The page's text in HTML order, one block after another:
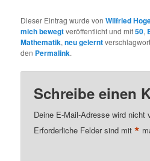
Dieser Eintrag wurde vonWilfried
mich bewegtveröffentlicht und mit50,
Mathematik,neu gelernt
den Permalink.
Schreibe einen
Deine E-Mail-Adresse wird nicht
Erforderliche Felder sind mit*